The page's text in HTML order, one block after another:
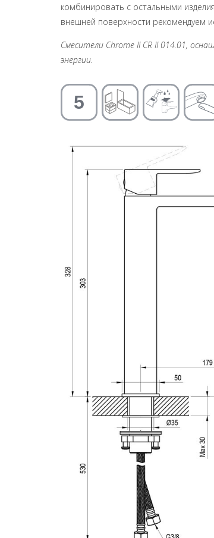
комбинировать с остальными
внешней поверхности рекомендуем
Смесители Chrome II CR II 014.01,
энергии.